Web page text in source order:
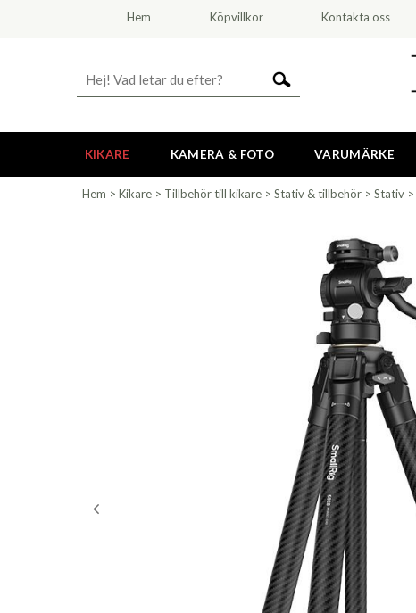
Hem Köpvillkor Kontakta oss
KIKARE KAMERA & FOTO VARUMÄRKE
Hem > Kikare > Tillbehör till kikare > Stativ & tillbehör > Stativ >